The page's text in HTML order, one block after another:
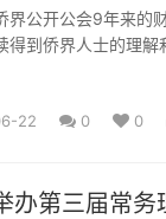
界公开公会9年来的
到侨界人士的理
22 0 0
办第三届常务